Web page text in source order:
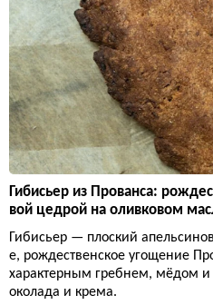
Гибисьер из Прованса:
вой цедрой на оливковом
Гибисьер — плоский
е, рождественское угощение
характерным гребнем, мёдом
околада и крема.